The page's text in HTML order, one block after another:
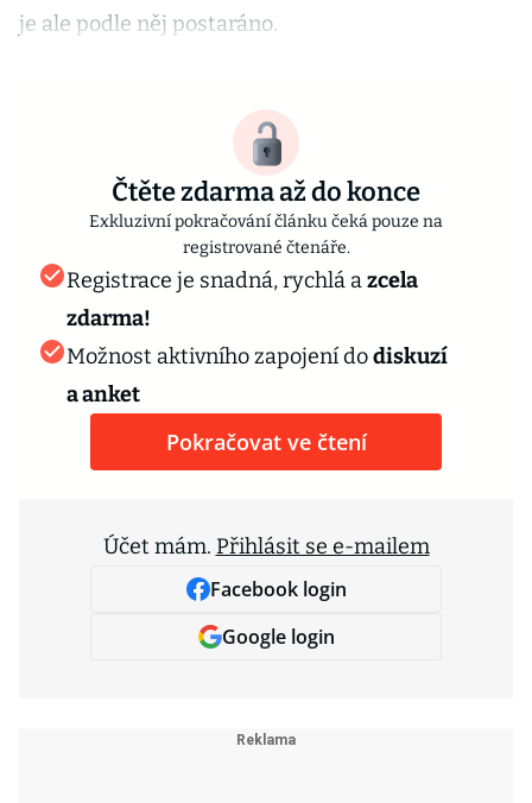
je ale podle něj postaráno.
Čtěte zdarma až do konce
Exkluzivní pokračování článku čeká pouze na
registrované čtenáře.
Registrace je snadná, rychlá azcela
zdarma!
Možnost aktivního zapojení dodiskuzí
a anket
Pokračovat ve čtení
Účet mám. Přihlásit se e-mailem
Facebook login
Google login